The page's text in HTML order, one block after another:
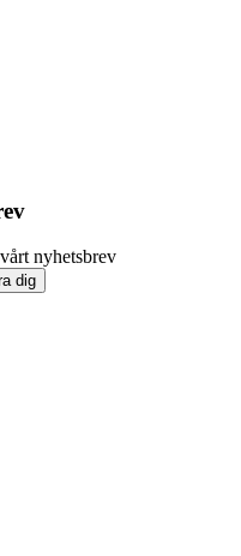
nyhetsbrev
dig